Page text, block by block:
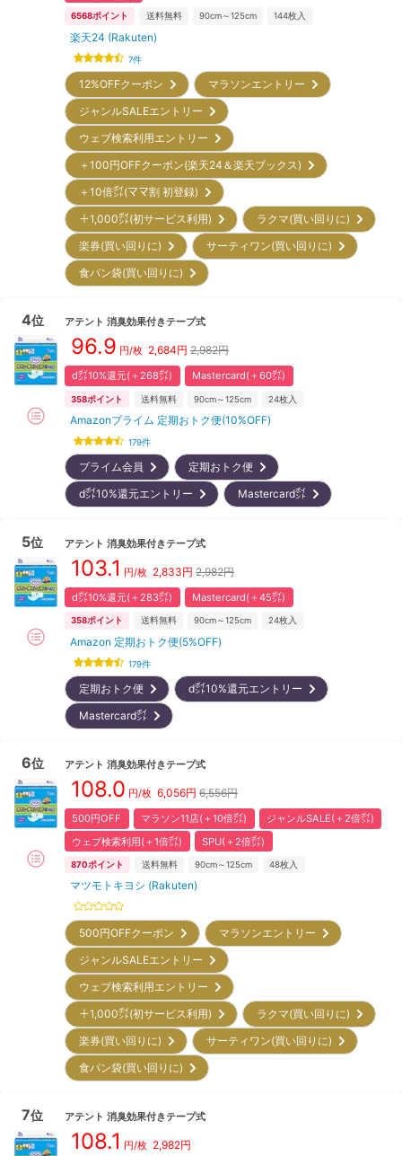
6568ポイント 送料無料 90cm～125cm 144枚入
楽天24 (Rakuten)
7件
12%OFFクーポン
マラソンエントリー
ジャンルSALEエントリー
ウェブ検索利用エントリー
＋100円OFFクーポン(楽天24＆楽天ブックス)
＋10倍㌽(ママ割 初登録)
＋1,000㌽(初サービス利用)
ラクマ(買い回りに)
楽券(買い回りに)
サーティワン(買い回りに)
食パン袋(買い回りに)
4位 アテント 消臭効果付きテープ式
96.9 円/枚 2,684円 2,982円
d㌽10%還元(＋268㌽) Mastercard(＋60㌽)
358ポイント 送料無料 90cm～125cm 24枚入
Amazonプライム 定期おトク便(10%OFF)
179件
プライム会員
定期おトク便
d㌽10%還元エントリー
Mastercard㌽
5位 アテント 消臭効果付きテープ式
103.1 円/枚 2,833円 2,982円
d㌽10%還元(＋283㌽) Mastercard(＋45㌽)
358ポイント 送料無料 90cm～125cm 24枚入
Amazon 定期おトク便(5%OFF)
179件
定期おトク便
d㌽10%還元エントリー
Mastercard㌽
6位 アテント 消臭効果付きテープ式
108.0 円/枚 6,056円 6,556円
500円OFF マラソン11店(＋10倍㌽)
ジャンルSALE(＋2倍㌽)
ウェブ検索利用(＋1倍㌽)
SPU(＋2倍㌽)
870ポイント 送料無料 90cm～125cm 48枚入
マツモトキヨシ (Rakuten)
500円OFFクーポン
マラソンエントリー
ジャンルSALEエントリー
ウェブ検索利用エントリー
＋1,000㌽(初サービス利用)
ラクマ(買い回りに)
楽券(買い回りに)
サーティワン(買い回りに)
食パン袋(買い回りに)
7位 アテント 消臭効果付きテープ式
108.1 円/枚 2,982円